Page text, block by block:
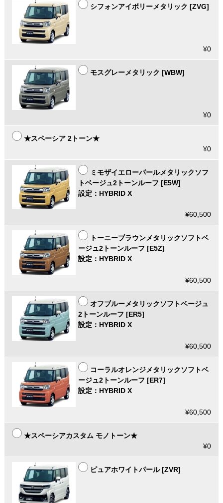
シフォンアイボリーメタリック [ZVG]
¥0
モスグレーメタリック [WBW]
¥0
★スペーシア 2トーン★
¥0
ミモザイエローパールメタリックソフ
トベージュ2トーンルーフ [E5W]
設定：HYBRID X
¥60,500
トーニーブラウンメタリックソフトベ
ージュ2トーンルーフ [E5Z]
設定：HYBRID X
¥60,500
オフブルーメタリックソフトベージュ
2トーンルーフ [ER5]
設定：HYBRID X
¥60,500
コーラルオレンジメタリックソフトベ
ージュ2トーンルーフ [ER7]
設定：HYBRID X
¥60,500
★スペーシアカスタム モノトーン★
¥0
ピュアホワイトパール [ZVR]